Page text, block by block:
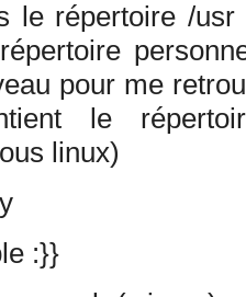
le répertoire /usr
pour me
le
linux)
:}}